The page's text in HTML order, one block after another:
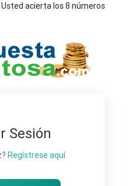
acierta los 8 números
Sesión
Regístrese aquí